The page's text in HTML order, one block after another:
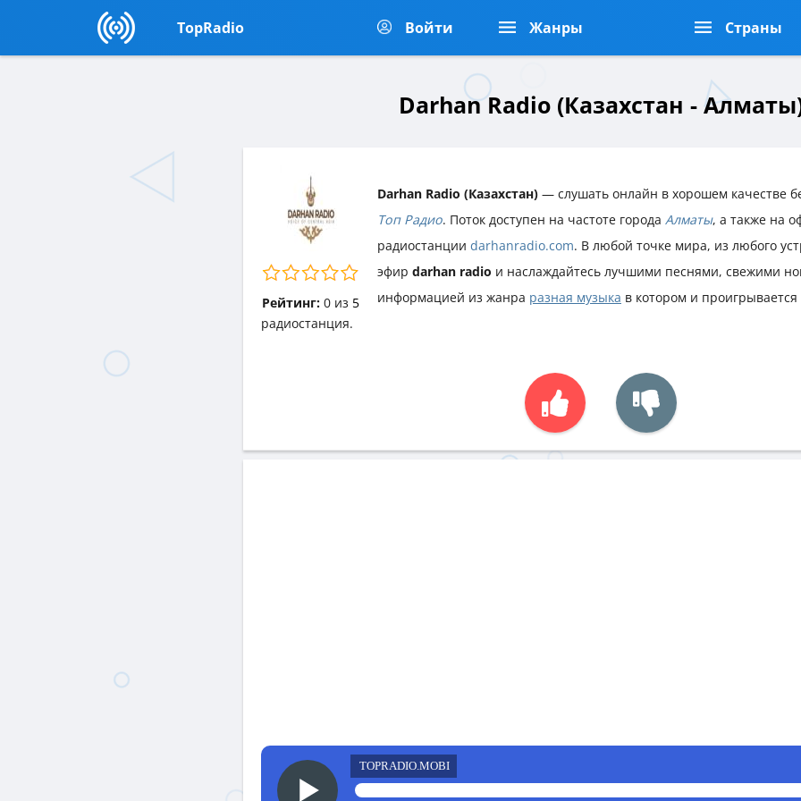
TopRadio Войти Жанры Страны
Darhan Radio (Казахстан -
Рейтинг: 0из 5
Darhan Radio (Казахстан) — слушать онлайн в хорошем качестве
Топ Радио. Поток доступен на частоте города Алматы, а также на
радиостанции darhanradio.com. В любой точке мира, из любого
эфир darhan radio и наслаждайтесь лучшими песнями, свежими
информацией из жанра разная музыка в котором и
радиостанция.
TOPRADIO.MOBI